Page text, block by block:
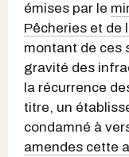
émises par le
Pêcheries et de
montant de ces
gravité des
la récurrence
titre, un
condamné à
amendes cette